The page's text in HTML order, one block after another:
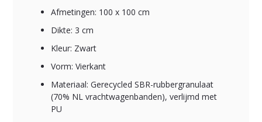
Afmetingen: 100 x 100 cm
Dikte: 3 cm
Kleur: Zwart
Vorm: Vierkant
Materiaal: Gerecycled SBR-rubbergranulaat
(70% NL vrachtwagenbanden), verlijmd met
PU